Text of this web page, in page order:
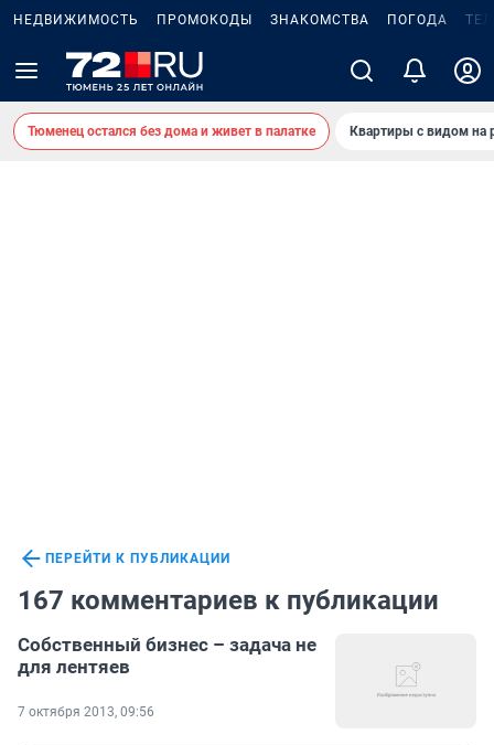
НЕДВИЖИМОСТЬ ПРОМОКОДЫ ЗНАКОМСТВА ПОГОДА
Тюменец остался без дома и живет в палатке Квартиры с видом на
ПЕРЕЙТИ К ПУБЛИКАЦИИ
167 комментариев к публикации
Собственный бизнес – задача не
для лентяев
7 октября 2013, 09:56